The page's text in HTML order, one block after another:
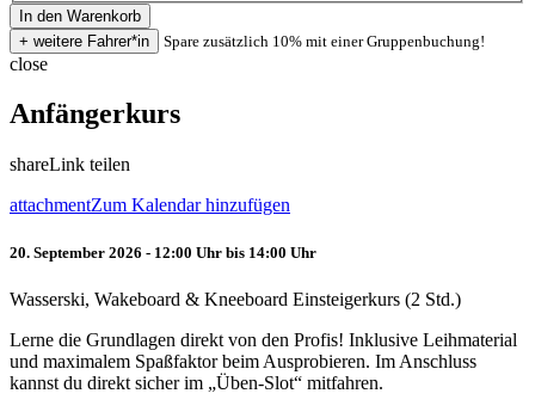
Spare zusätzlich 10% mit einer Gruppenbuchung!
close
Anfängerkurs
shareLink teilen
attachmentZum Kalendar hinzufügen
20. September 2026 - 12:00 Uhr bis 14:00 Uhr
Wasserski, Wakeboard & Kneeboard Einsteigerkurs (2 Std.)
Lerne die Grundlagen direkt von den Profis! Inklusive Leihmaterial
und maximalem Spaßfaktor beim Ausprobieren. Im Anschluss
kannst du direkt sicher im „Üben-Slot“ mitfahren.